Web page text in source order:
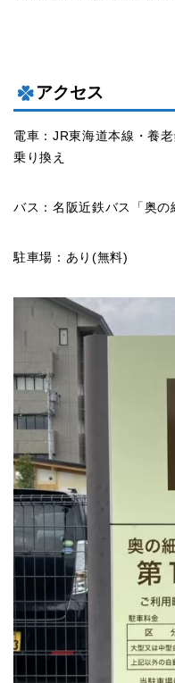
アクセス
電車：JR東海道本線・養
乗り換え
バス：名阪近鉄バス「奥
駐車場：あり(無料)